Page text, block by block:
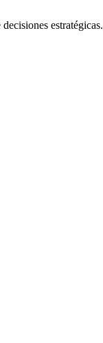
estratégicas.